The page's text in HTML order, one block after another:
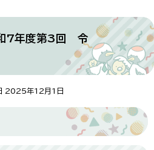
和7年度第3回 令
2025年12月1日